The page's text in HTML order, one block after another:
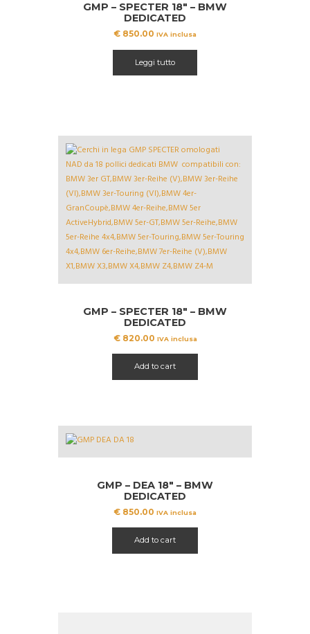
GMP – SPECTER 18″ – BMW
DEDICATED
€ 850.00 IVA inclusa
Leggi tutto
GMP – SPECTER 18″ – BMW
DEDICATED
€820.00 IVA inclusa
Add to cart
GMP – DEA 18″ – BMW
DEDICATED
€ 850.00 IVA inclusa
Add to cart